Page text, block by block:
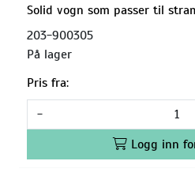
Solid vogn som passer til
203-900305
På lager
Pris fra:
-
Logg inn
Driftsmidler